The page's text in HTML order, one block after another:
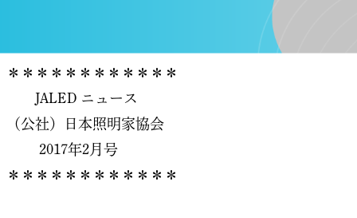
＊＊＊＊＊＊＊＊＊＊＊＊
JALED ニュース
（公社）日本照明家協会
2017年2月号
＊＊＊＊＊＊＊＊＊＊＊＊